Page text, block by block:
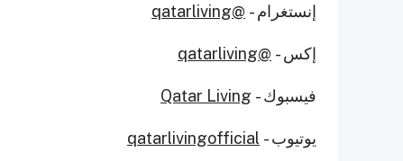
إنستغرام - @qatarliving
إكس - @qatarliving
فيسبوك - Qatar Living
يوتيوب - qatarlivingofficial